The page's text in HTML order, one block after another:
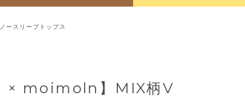
スリーブトップス
× moimoln】MIX柄V